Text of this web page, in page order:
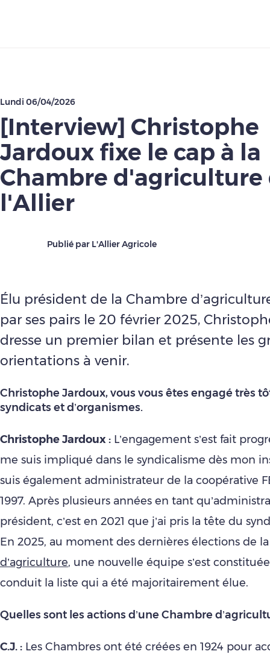
Lundi 06/04/2026
[Interview] Christophe
Jardoux fixe le cap à la
Chambre d'agriculture
l'Allier
Publié par L'Allier Agricole
Élu président de la Chambre
par ses pairs le 20 février 2025,
dresse un premier bilan et présente les
orientations à venir.
Christophe Jardoux, vous vous êtes engagé très
syndicats et d’organismes.
Christophe Jardoux : L’engagement s’est fait
me suis impliqué dans le syndicalisme dès mon
suis également administrateur de la coopérative
1997. Après plusieurs années en tant
président, c’est en 2021 que j’ai pris la tête du
En 2025, au moment des dernières élections de
d’agriculture, une nouvelle équipe s’est
conduit la liste qui a été majoritairement élue.
Quelles sont les actions d’une Chambre
C.J. : Les Chambres ont été créées en 1924 pour